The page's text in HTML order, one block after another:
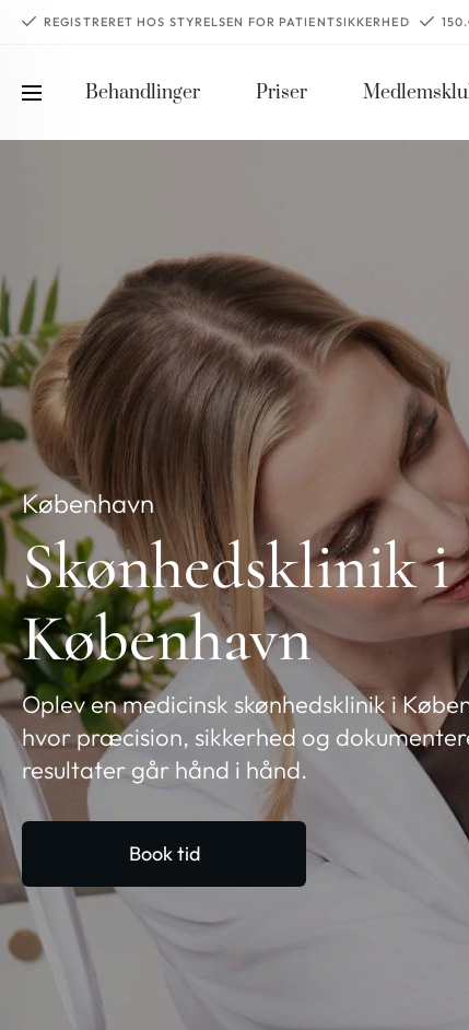
REGISTRERET HOS STYRELSEN FOR PATIENTSIKKERHED
Behandlinger Priser
København
Skønhedsklinik i
København
Oplev en medicinsk skønhedsklinik i
hvor præcision, sikkerhed og
resultater går hånd i hånd.
Book tid